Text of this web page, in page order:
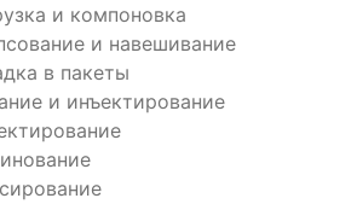
и компоновка
и навешивание
в пакеты
и инъектирование